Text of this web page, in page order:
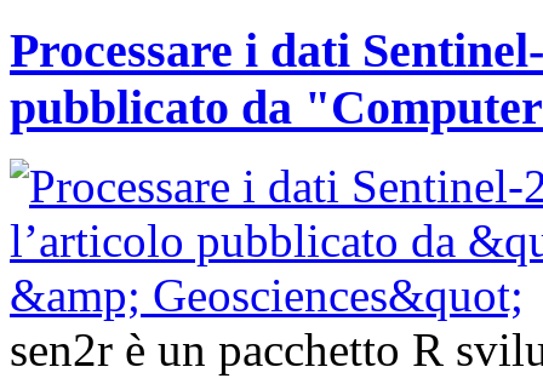
Processare i dati
pubblicato da
sen2r è un pacchetto R